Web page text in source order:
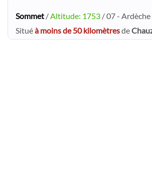
Sommet /Altitude: 1753 / 07 - Ardèche
Situéà moins de 50 kilomètresde